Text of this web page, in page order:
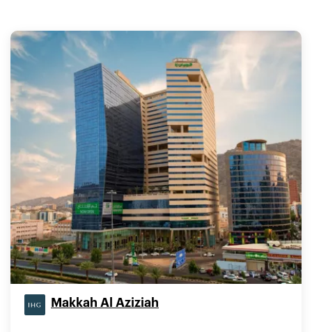
Makkah Al Aziziah